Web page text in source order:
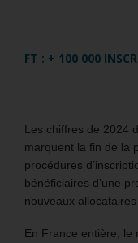
FT : + 100 000
Les chiffres de 2024
marquent la fin de la
procédures
bénéficiaires d’une
nouveaux allocataires
En France entière, le